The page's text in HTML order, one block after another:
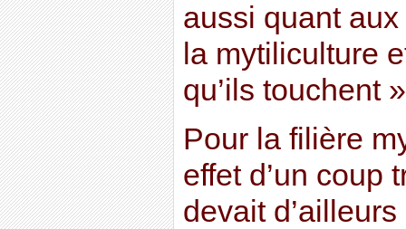
aussi quant
la mytiliculture
qu’ils touchent
Pour la filière
effet d’un coup
devait